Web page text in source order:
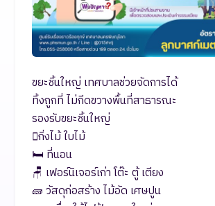
ขยะชิ้นใหญ่ เทศบาลช่วยจัดการได้
ทิ้งถูกที่ ไม่กีดขวางพื้นที่สาธารณะ
รองรับขยะชิ้นใหญ่
🪾กิ่งไม้ ใบไม้
🛏️ ที่นอน
🪑 เฟอร์นิเจอร์เก่า โต๊ะ ตู้ เตียง
🧱 วัสดุก่อสร้าง ไม้อัด เศษปูน